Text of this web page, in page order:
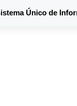
Único de